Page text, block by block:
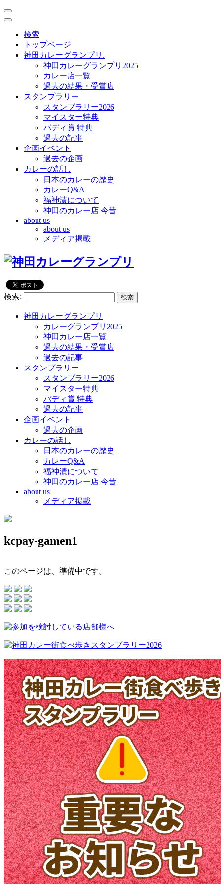
toggle
navigation
toggle
navigation
検索
トップページ
神田カレーグランプリ.
神田カレーグランプリ2025
カレー店一覧
過去の結果・受賞店
スタンプラリー
スタンプラリー2026
マイスター特典
バディ賞 特典
過去の記事
企画イベント
過去の企画
カレーの話し
日本のカレーの歴史
カレーQ&A
福神漬について
神田のカレー店 今昔
about us
about us
メディア掲載
検索:
神田カレーグランプリ
カレーグランプリ2025
神田カレー店一覧
過去の結果・受賞店
過去の記事
スタンプラリー
スタンプラリー2026
マイスター特典
バディ賞 特典
過去の記事
企画イベント
過去の企画
カレーの話し
日本のカレーの歴史
カレーQ&A
福神漬について
神田のカレー店 今昔
about us
メディア掲載
kcpay-gamen1
このページは、準備中です。